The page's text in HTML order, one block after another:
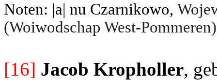
Noten: |a| nu Czarnikowo,
(Woiwodschap West-
[16] Jacob Kropholler,